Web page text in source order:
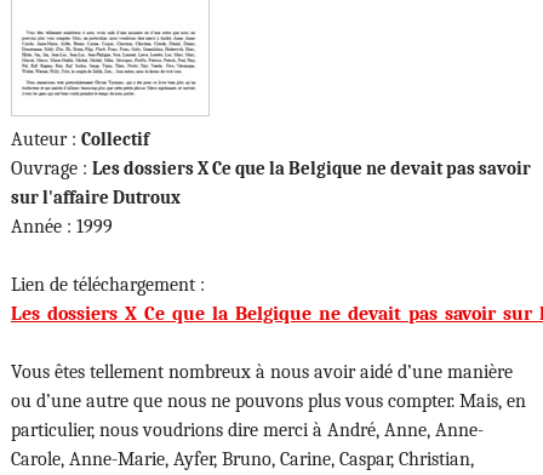
Auteur : Collectif
Ouvrage : Les dossiers X Ce que la Belgique ne devait pas savoir
sur l'affaire Dutroux
Année : 1999
Lien de téléchargement :
Vous êtes tellement nombreux à nous avoir aidé d’une manière
ou d’une autre que nous ne pouvons plus vous compter. Mais, en
particulier, nous voudrions dire merci à André, Anne, Anne-
Carole, Anne-Marie, Ayfer, Bruno, Carine, Caspar, Christian,